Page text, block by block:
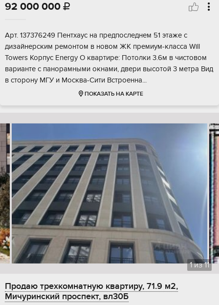
92 000 000 
Арт. 137376249 Пентхаус на предпоследнем 51 этаже с
дизайнерским ремонтом в новом ЖК премиум-класса Will
Towers Корпус Energy О квартире: Потолки 3.6м в чистовом
варианте с панорамными окнами, двери высотой 3 метра Вид
в сторону МГУ и Москва-Сити Встроенна...
ПОКАЗАТЬ НА КАРТЕ
1из11
Продаю трехкомнатную квартиру, 71.9 м2,
Мичуринский проспект, вл30Б